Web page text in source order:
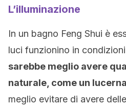
L’illuminazione
In un bagno Feng Shui è
luci funzionino in
sarebbe meglio avere
naturale, come un
meglio evitare di avere